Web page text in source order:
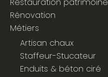
Restauration patrimoine
Rénovation
Métiers
Artisan chaux
Staffeur-Stucateur
Enduits & béton ciré